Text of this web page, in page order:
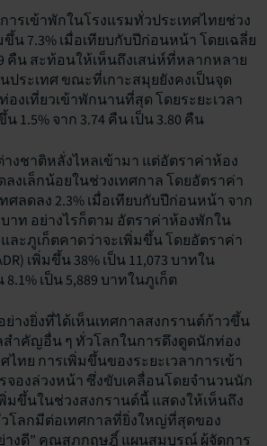
ารเข้าพักในโรงแรมทั่วประเทศไทยช่วง
น 7.3% เมื่อเทียบกับปีก่อนหน้า โดยเฉลี่ย
คืน สะท้อนให้เห็นถึงเสน่ห์ที่หลากหลาย
ประเทศ ขณะที่เกาะสมุยยังคงเป็นจุด
งเที่ยวเข้าพักนานที่สุด โดยระยะเวลา
1.5% จาก 3.74 คืน เป็น 3.80 คืน
งชาติหลั่งไหลเข้ามา แต่อัตราค่าห้อง
งเล็กน้อยในช่วงเทศกาล โดยอัตราค่า
ศลดลง 2.3% เมื่อเทียบกับปีก่อนหน้า จาก
บาท อย่างไรก็ตาม อัตราค่าห้องพักใน
ละภูเก็ตคาดว่าจะเพิ่มขึ้น โดยอัตราค่า
เพิ่มขึ้น 38% เป็น 11,073 บาทใน
เป็น 5,889 บาทในภูเก็ต
ย่างยิ่งที่ได้เห็นเทศกาลสงกรานต์ก้าวขึ้น
สำคัญอื่น ๆ ทั่วโลกในการดึงดูดนักท่อง
ไทย การเพิ่มขึ้นของระยะเวลาการเข้า
จองล่วงหน้า ซึ่งขับเคลื่อนโดยจำนวนนัก
มขึ้นในช่วงสงกรานต์นี้ แสดงให้เห็นถึง
โลกมีต่อเทศกาลที่ยิ่งใหญ่ที่สุดของ
างดี” คุณสุภกฤษฎิ์ แผนสมบูรณ์ ผู้จัดการ